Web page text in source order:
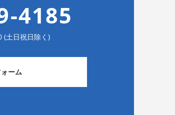
4185
(土日祝日除く)
ーム